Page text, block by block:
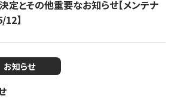
定とその他重要なお知らせ【メンテナ
】
お知らせ